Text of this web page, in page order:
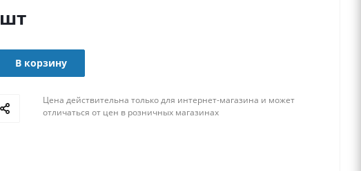
В корзину
Цена действительна только для интернет-магазина и может
отличаться от цен в розничных магазинах